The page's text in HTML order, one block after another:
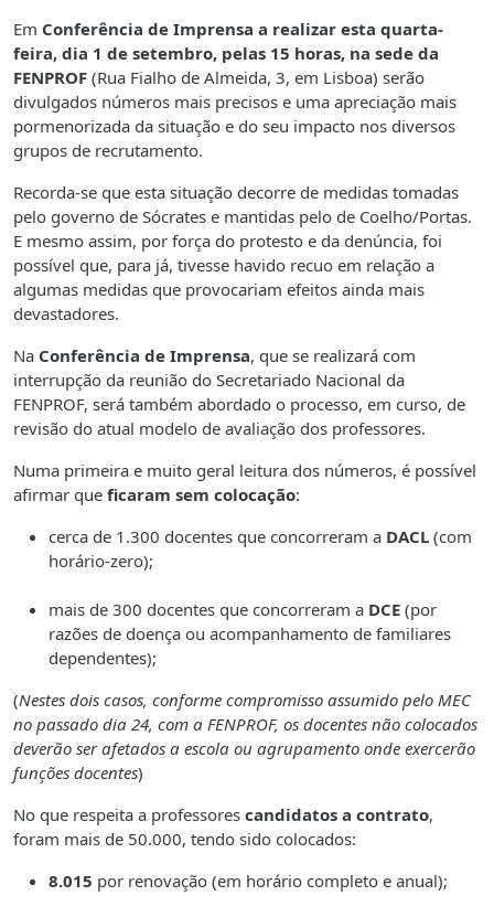
Em Conferência de Imprensa a realizar esta quarta-
feira, dia 1 de setembro, pelas 15 horas, na sede da
FENPROF (Rua Fialho de Almeida, 3, em Lisboa) serão
divulgados números mais precisos e uma apreciação mais
pormenorizada da situação e do seu impacto nos diversos
grupos de recrutamento.
Recorda-se que esta situação decorre de medidas tomadas
pelo governo de Sócrates e mantidas pelo de Coelho/Portas.
E mesmo assim, por força do protesto e da denúncia, foi
possível que, para já, tivesse havido recuo em relação a
algumas medidas que provocariam efeitos ainda mais
devastadores.
Na Conferência de Imprensa, que se realizará com
interrupção da reunião do Secretariado Nacional da
FENPROF, será também abordado o processo, em curso, de
revisão do atual modelo de avaliação dos professores.
Numa primeira e muito geral leitura dos números, é possível
afirmar que ficaram sem colocação:
cerca de 1.300 docentes que concorreram a DACL (com
horário-zero);
mais de 300 docentes que concorreram a DCE (por
razões de doença ou acompanhamento de familiares
dependentes);
(Nestes dois casos, conforme compromisso assumido pelo MEC
no passado dia 24, com a FENPROF, os docentes não colocados
deverão ser afetados a escola ou agrupamento onde exercerão
funções docentes)
No que respeita a professores candidatos a contrato,
foram mais de 50.000, tendo sido colocados:
8.015 por renovação (em horário completo e anual);